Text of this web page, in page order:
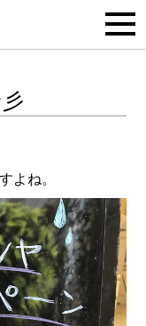
よね。